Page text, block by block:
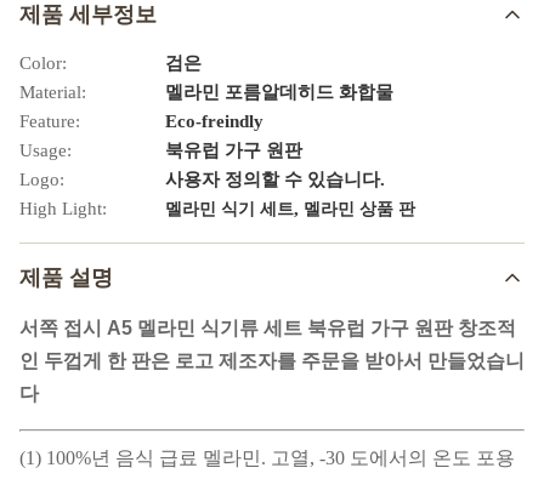
제품 세부정보
Color:
검은
Material:
멜라민 포름알데히드 화합물
Feature:
Eco-freindly
Usage:
북유럽 가구 원판
Logo:
사용자 정의할 수 있습니다.
High Light:
멜라민 식기 세트, 멜라민 상품 판
제품 설명
서쪽 접시 A5 멜라민 식기류 세트 북유럽 가구 원판 창조적
인 두껍게 한 판은 로고 제조자를 주문을 받아서 만들었습니
다
(1) 100%년 음식 급료 멜라민. 고열, -30 도에서의 온도 포용